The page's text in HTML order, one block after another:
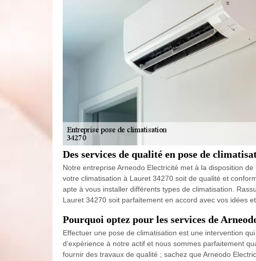
Des services de qualité en pose de
Notre entreprise Arneodo Electricité met à la disposition
votre climatisation à Lauret 34270 soit de qualité et
apte à vous installer différents types de climatisation.
Lauret 34270 soit parfaitement en accord avec vos idées
Pourquoi optez pour les services de
Effectuer une pose de climatisation est une intervention
d’expérience à notre actif et nous sommes parfaitement
fournir des travaux de qualité ; sachez que Arneodo